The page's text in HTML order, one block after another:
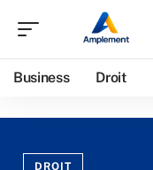
Business Droit
DROIT